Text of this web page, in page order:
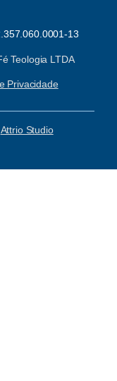
13
Teologia LTDA
Privacidade
Attrio Studio